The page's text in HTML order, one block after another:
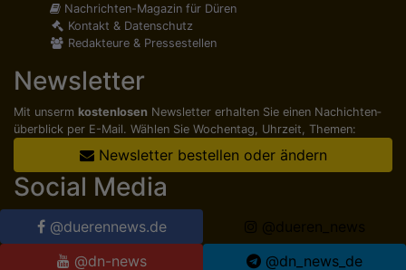
Nachrichten-Magazin für Düren
Kontakt & Datenschutz
Redakteure & Pressestellen
Newsletter
Mit unserm kostenlosen Newsletter erhalten Sie einen Nachichten­
überblick per E-Mail. Wählen Sie Wochentag, Uhrzeit, Themen:
Newsletter bestellen oder ändern
Social Media
@duerennews.de
@dn-news
@dn_news_de